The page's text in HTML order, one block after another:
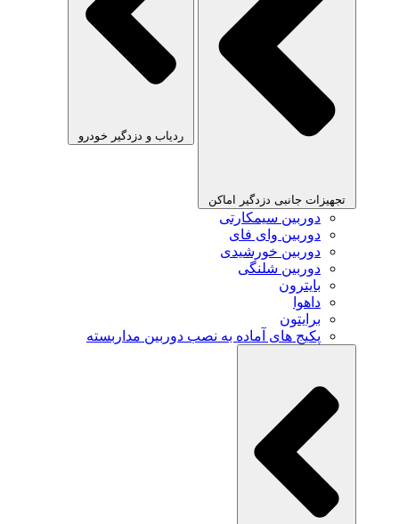
تجهیزات جانبی دزدگیر اماکن
ردیاب و دزدگیر خودرو
دوربین سیمکارتی
دوربین وای فای
دوربین خورشیدی
دوربین شلنگی
بایترون
داهوا
برایتون
پکیج های آماده به نصب دوربین مداربسته